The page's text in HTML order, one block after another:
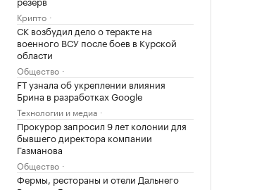
Крипто
СК возбудил дело о теракте на
военного ВСУ после боев в Курской
области
Общество
FT узнала об укреплении влияния
Брина в разработках Google
Технологии и медиа
Прокурор запросил 9 лет колонии для
бывшего директора компании
Газманова
Общество
Фермы, рестораны и отели Дальнего